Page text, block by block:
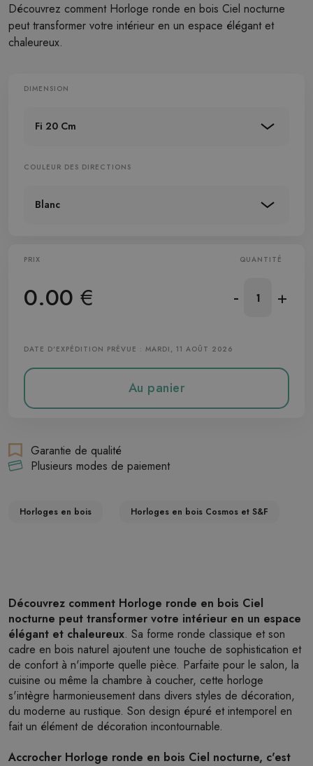
Découvrez comment Horloge ronde en bois Ciel nocturne
peut transformer votre intérieur en un espace élégant et
chaleureux.
DIMENSION
Fi 20 Cm
COULEUR DES DIRECTIONS
Blanc
PRIX
0.00 €
QUANTITÉ
- +
DATE D'EXPÉDITION PRÉVUE : MARDI, 11 AOÛT 2026
Au panier
Garantie de qualité
Plusieurs modes de paiement
Horloges en bois Horloges en bois Cosmos et S&F
Découvrez comment Horloge ronde en bois Ciel
nocturne peut transformer votre intérieur en un espace
élégant et chaleureux. Sa forme ronde classique et son
cadre en bois naturel ajoutent une touche de sophistication et
de confort à n'importe quelle pièce. Parfaite pour le salon, la
cuisine ou même la chambre à coucher, cette horloge
s'intègre harmonieusement dans divers styles de décoration,
du moderne au rustique. Son design épuré et intemporel en
fait un élément de décoration incontournable.
Accrocher Horloge ronde en bois Ciel nocturne, c'est